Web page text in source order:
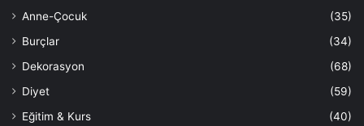
Anne-Çocuk
(35)
Burçlar
(34)
Dekorasyon
(68)
Diyet
(59)
Eğitim & Kurs
(40)